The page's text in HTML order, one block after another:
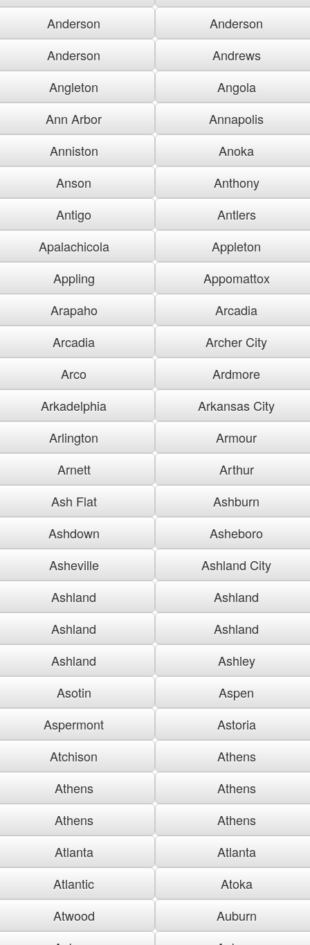
Anderson
Anderson
Anderson
Andrews
Angleton
Angola
Ann Arbor
Annapolis
Anniston
Anoka
Anson
Anthony
Antigo
Antlers
Apalachicola
Appleton
Appling
Appomattox
Arapaho
Arcadia
Arcadia
Archer City
Arco
Ardmore
Arkadelphia
Arkansas City
Arlington
Armour
Arnett
Arthur
Ash Flat
Ashburn
Ashdown
Asheboro
Asheville
Ashland City
Ashland
Ashland
Ashland
Ashland
Ashland
Ashley
Asotin
Aspen
Aspermont
Astoria
Atchison
Athens
Athens
Athens
Athens
Athens
Atlanta
Atlanta
Atlantic
Atoka
Atwood
Auburn